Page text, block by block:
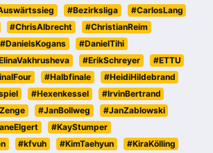
#Bezirksliga
#CarlosLang
#ChrisAlbrecht
#ChristianReim
#DanielsKogans
#DanielTihi
#ErikSchreyer
#ETTU
#Halbfinale
#HeidiHildebrand
#Hexenkessel
#IrvinBertrand
#JanBollweg
#JanZablowski
#KayStumper
#kfvuh #KimTaehyun
#KiraKölling